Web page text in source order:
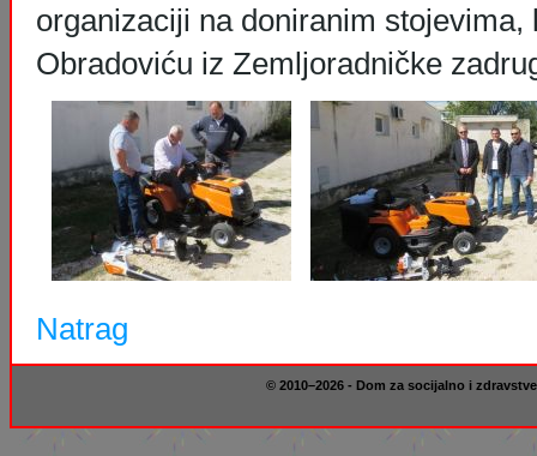
organizaciji na doniranim stojevima,
Obradoviću iz Zemljoradničke
Natrag
© 2010–2026 - Dom za socijalno i